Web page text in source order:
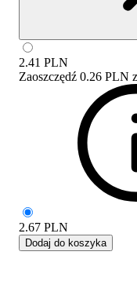
2.41 PLN
Zaoszczędź 0.26 PLN z
2.67 PLN
Dodaj do koszyka